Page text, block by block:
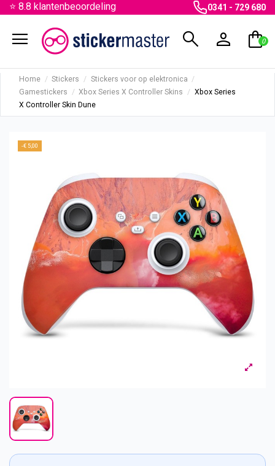
⭐ 8.8 klantenbeoordeling 0341 - 729 680
menu search person shopping_bag
0
Home Stickers
Stickers voor op elektronica
Gamestickers
Xbox Series X Controller Skins
Xbox Series
X Controller Skin Dune
-€ 5,00